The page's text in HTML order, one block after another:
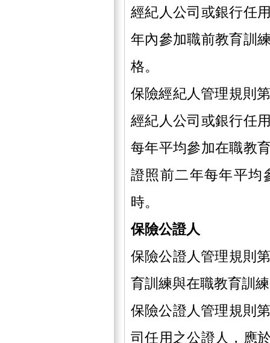
經紀人公司或銀行任
年內參加職前教育訓
格。
保險經紀人管理規則
經紀人公司或銀行任
每年平均參加在職教
證照前二年每年平均
時。
保險公證人
保險公證人管理規則
育訓練與在職教育訓
保險公證人管理規則
司任用之公證人，應